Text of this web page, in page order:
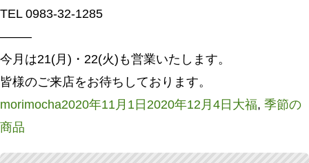
TEL 0983-32-1285
——–
今月は21(月)・22(火)も営業いたします。
皆様のご来店をお待ちしております。
投
稿
者
morimocha投
日:
2020年11月1日 2020年12月4日 カ
ゴ
大福, 季節の
商品